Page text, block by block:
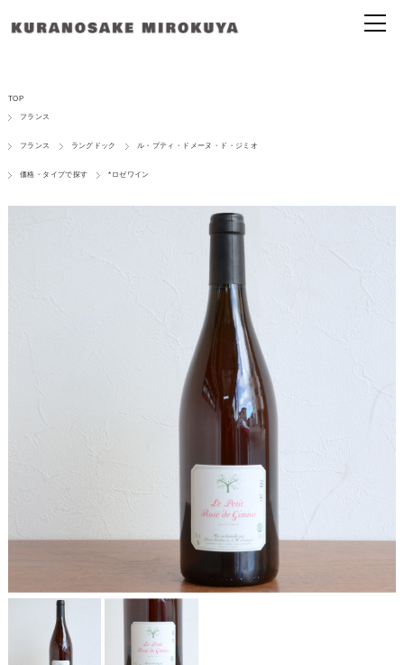
TOP
フランス
フランス ラングドック ル・プティ・ドメーヌ・ド・ジミオ
価格・タイプで探す *ロゼワイン